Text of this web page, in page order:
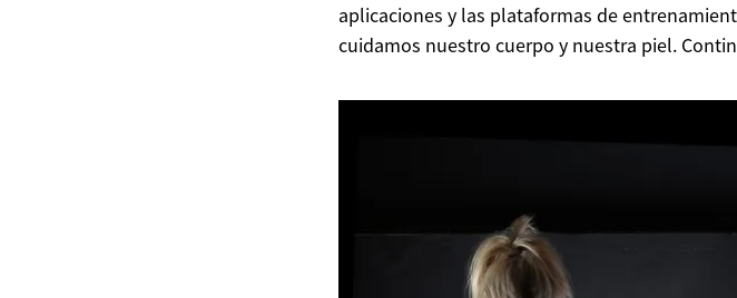
aplicaciones y las plataformas de
cuidamos nuestro cuerpo y nuestra piel.